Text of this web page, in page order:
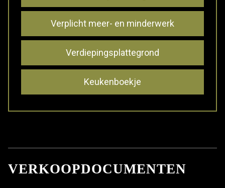
Verplicht meer- en minderwerk
Verdiepingsplattegrond
Keukenboekje
VERKOOPDOCUMENTEN